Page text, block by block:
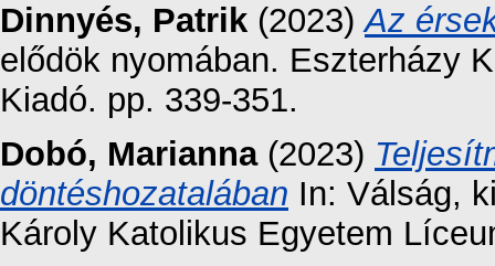
Dinnyés, Patrik (2023)Az
elődök nyomában. Eszterházy
Kiadó. pp. 339-351.
Dobó, Marianna(2023)
döntéshozatalában In: Válság,
Károly Katolikus Egyetem